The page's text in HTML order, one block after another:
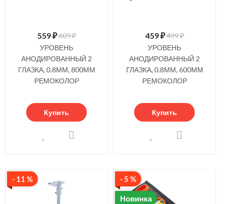
559₽609 ₽
УРОВЕНЬ
АНОДИРОВАННЫЙ 2
ГЛАЗКА, 0.8ММ, 800ММ
РЕМОКОЛОР
Купить
459₽499 ₽
УРОВЕНЬ
АНОДИРОВАННЫЙ 2
ГЛАЗКА, 0.8ММ, 600ММ
РЕМОКОЛОР
Купить
- 11 % - 5 %
Новинка